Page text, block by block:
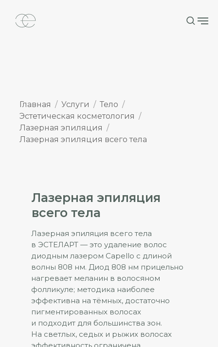
Главная Услуги
Тело
Эстетическая косметология
Лазерная эпиляция
Лазерная эпиляция всего тела
Лазерная эпиляция
всего тела
Лазерная эпиляция всего тела
в ЭСТЕЛАРТ — это удаление волос
диодным лазером Capello с длиной
волны 808 нм. Диод 808 нм прицельно
нагревает меланин в волосяном
фолликуле; методика наиболее
эффективна на тёмных, достаточно
пигментированных волосах
и подходит для большинства зон.
На светлых, седых и рыжих волосах